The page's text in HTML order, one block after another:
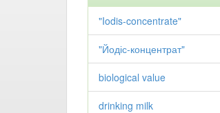
"Iodis-concentrate"
"Йодіс-концентрат"
biological value
drinking milk